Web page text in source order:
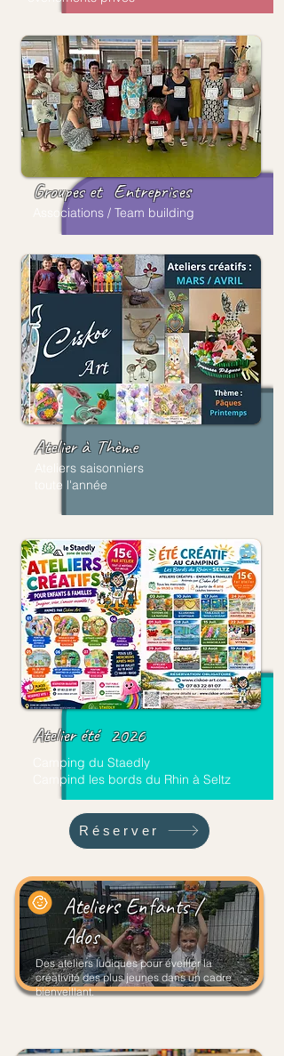
Groupes et Entreprises
Associations / Team building
Atelier à Thème
Ateliers saisonniers
toute l'année
Atelier été 2026
Camping du Staedly
Campind les bords du Rhin à Seltz
Réserver
Des ateliers ludiques pour éveiller la
créativité des plus jeunes dans un cadre
bienveillant.
Ateliers Enfants /
Ados